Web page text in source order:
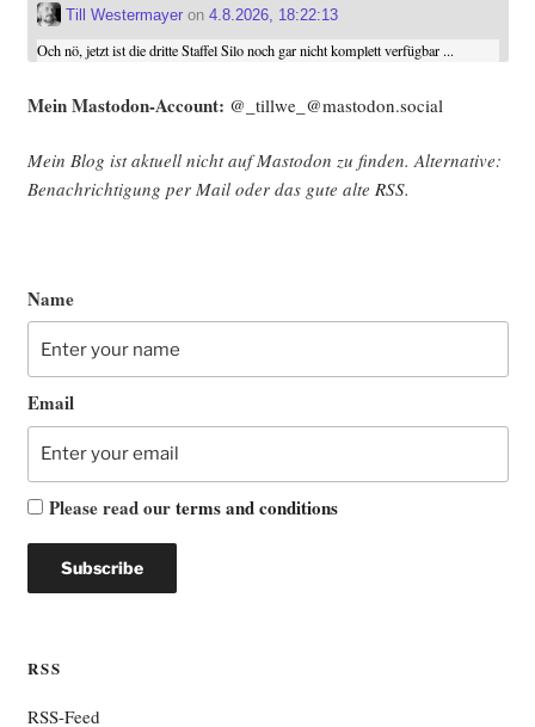
Till Westermayeron 4.8.2026, 18:22:13
Och nö, jetzt ist die dritte Staffel Silo noch gar nicht komplett verfügbar ...
Mein Mast­o­don-Account: @_tillwe_@mastodon.social
Mein Blog ist aktu­ell nicht auf Mast­o­don zu fin­den. Alter­na­ti­ve:
Benach­rich­ti­gung per Mail oder das gute alte RSS.
Name
Email
Please read ourterms and conditions
RSS
RSS-Feed